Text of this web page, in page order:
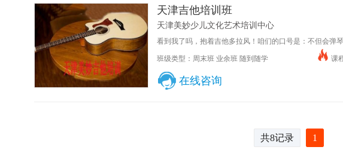
天津吉他培训班
天津美妙少儿文化艺术培训中心
看到我了吗，抱着吉他多拉风！咱们的口号是：不但会弹
班级类型：周末班 业余班 随到随学 课
在线咨询
共8记录 1